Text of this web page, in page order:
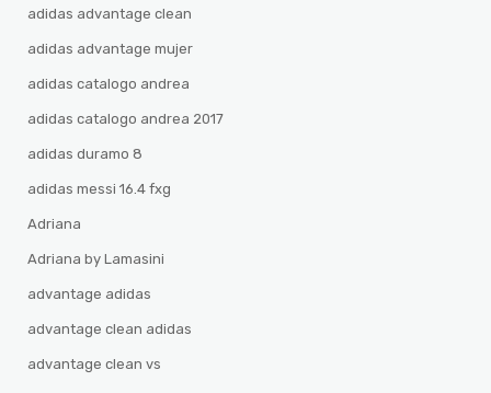
adidas advantage clean
adidas advantage mujer
adidas catalogo andrea
adidas catalogo andrea 2017
adidas duramo 8
adidas messi 16.4 fxg
Adriana
Adriana by Lamasini
advantage adidas
advantage clean adidas
advantage clean vs